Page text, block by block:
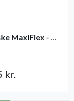
Handske MaxiFlex - Cut
kr.